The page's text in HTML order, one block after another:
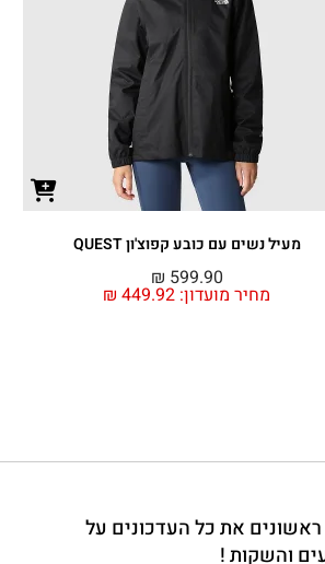
מעיל נשים עם כובע קפוצ'ון QUEST
מחיר מועדון: ₪ 449.92
₪ 599.90
ראשונים את כל העדכונים על
והשקות !